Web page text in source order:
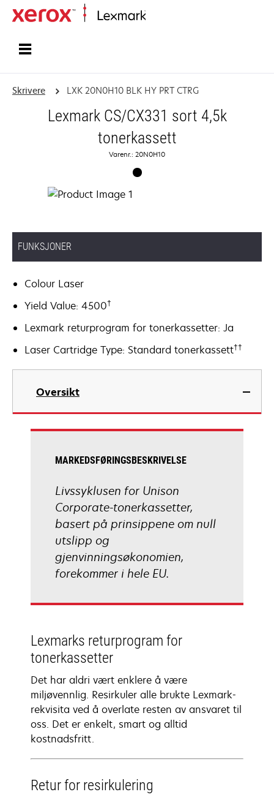
Skrivere LXK 20N0H10 BLK HY PRT CTRG
Lexmark CS/CX331 sort 4,5k
tonerkassett
Varenr.: 20N0H10
FUNKSJONER
Colour Laser
Yield Value: 4500†
Lexmark returprogram for tonerkassetter: Ja
Laser Cartridge Type: Standard tonerkassett††
Oversikt
MARKEDSFØRINGSBESKRIVELSE
Livssyklusen for Unison
Corporate-tonerkassetter,
basert på prinsippene om null
utslipp og
gjenvinningsøkonomien,
forekommer i hele EU.
Lexmarks returprogram for
tonerkassetter
Det har aldri vært enklere å være
miljøvennlig. Resirkuler alle brukte Lexmark-
rekvisita ved å overlate resten av ansvaret til
oss. Det er enkelt, smart og alltid
kostnadsfritt.
Retur for resirkulering